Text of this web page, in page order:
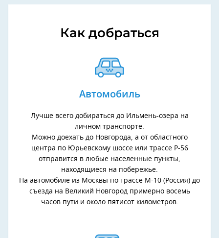
Как добраться
Автомобиль
Лучше всего добираться до Ильмень-озера на
личном транспорте.
Можно доехать до Новгорода, а от областного
центра по Юрьевскому шоссе или трассе Р-56
отправится в любые населенные пункты,
находящиеся на побережье.
На автомобиле из Москвы по трассе M-10 (Россия) до
съезда на Великий Новгород примерно восемь
часов пути и около пятисот километров.